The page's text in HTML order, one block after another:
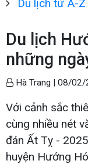
Du lịch từ A-Z
Du lịch
những
Hà Trang | 08/02/
Với cảnh sắc
cùng nhiều nét
đán Ất Tỵ -
huyện Hướng